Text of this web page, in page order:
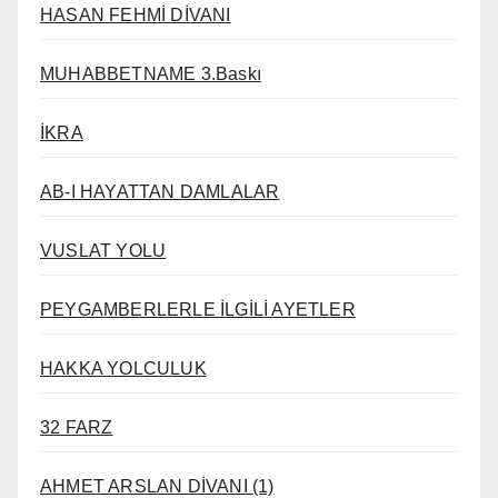
HASAN FEHMİ DİVANI
MUHABBETNAME 3.Baskı
İKRA
AB-I HAYATTAN DAMLALAR
VUSLAT YOLU
PEYGAMBERLERLE İLGİLİ AYETLER
HAKKA YOLCULUK
32 FARZ
AHMET ARSLAN DİVANI (1)